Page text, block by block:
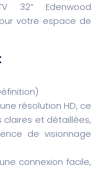
32” Edenwood
votre espace de
résolution HD, ce
et détaillées,
de visionnage
connexion facile,